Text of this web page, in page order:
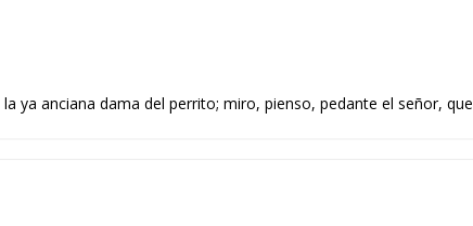
ya anciana dama del perrito; miro, pienso, pedante el señor, que